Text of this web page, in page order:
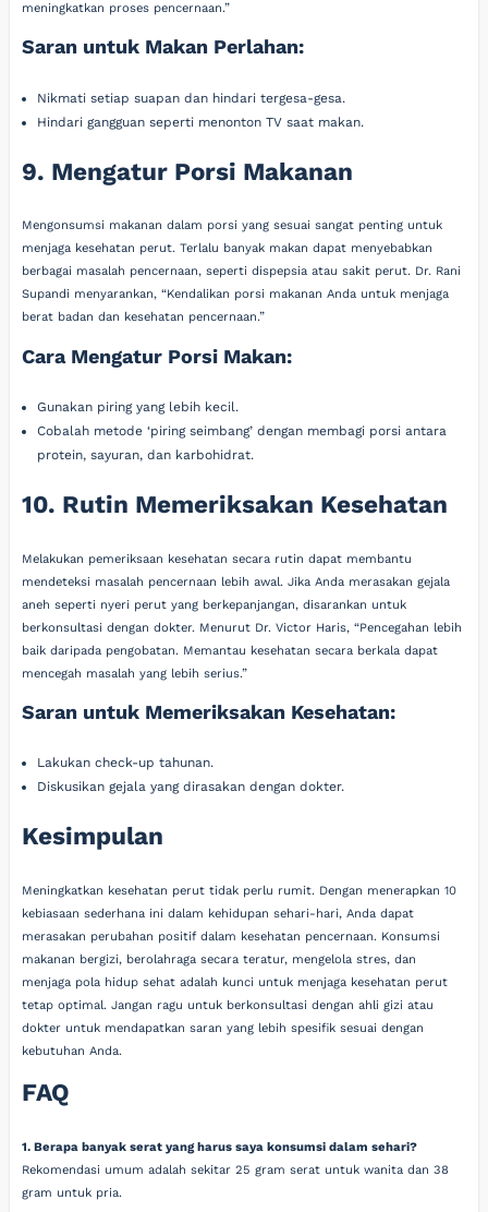
meningkatkan proses pencernaan.”
Saran untuk Makan Perlahan:
Nikmati setiap suapan dan hindari tergesa-gesa.
Hindari gangguan seperti menonton TV saat makan.
9. Mengatur Porsi Makanan
Mengonsumsi makanan dalam porsi yang sesuai sangat penting untuk
menjaga kesehatan perut. Terlalu banyak makan dapat menyebabkan
berbagai masalah pencernaan, seperti dispepsia atau sakit perut. Dr. Rani
Supandi menyarankan, “Kendalikan porsi makanan Anda untuk menjaga
berat badan dan kesehatan pencernaan.”
Cara Mengatur Porsi Makan:
Gunakan piring yang lebih kecil.
Cobalah metode ‘piring seimbang’ dengan membagi porsi antara
protein, sayuran, dan karbohidrat.
10. Rutin Memeriksakan Kesehatan
Melakukan pemeriksaan kesehatan secara rutin dapat membantu
mendeteksi masalah pencernaan lebih awal. Jika Anda merasakan gejala
aneh seperti nyeri perut yang berkepanjangan, disarankan untuk
berkonsultasi dengan dokter. Menurut Dr. Victor Haris, “Pencegahan lebih
baik daripada pengobatan. Memantau kesehatan secara berkala dapat
mencegah masalah yang lebih serius.”
Saran untuk Memeriksakan Kesehatan:
Lakukan check-up tahunan.
Diskusikan gejala yang dirasakan dengan dokter.
Kesimpulan
Meningkatkan kesehatan perut tidak perlu rumit. Dengan menerapkan 10
kebiasaan sederhana ini dalam kehidupan sehari-hari, Anda dapat
merasakan perubahan positif dalam kesehatan pencernaan. Konsumsi
makanan bergizi, berolahraga secara teratur, mengelola stres, dan
menjaga pola hidup sehat adalah kunci untuk menjaga kesehatan perut
tetap optimal. Jangan ragu untuk berkonsultasi dengan ahli gizi atau
dokter untuk mendapatkan saran yang lebih spesifik sesuai dengan
kebutuhan Anda.
FAQ
1. Berapa banyak serat yang harus saya konsumsi dalam sehari?
Rekomendasi umum adalah sekitar 25 gram serat untuk wanita dan 38
gram untuk pria.